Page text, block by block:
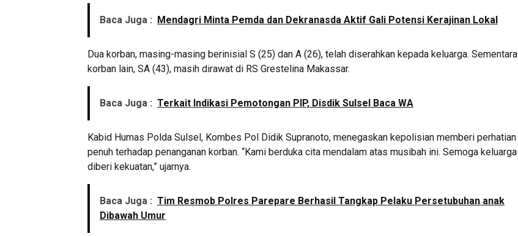
Baca Juga : Mendagri Minta Pemda dan Dekranasda Aktif Gali Potensi Kerajinan Lokal
Dua korban, masing-masing berinisial S (25) dan A (26), telah diserahkan kepada keluarga. Sementara
korban lain, SA (43), masih dirawat di RS Grestelina Makassar.
Baca Juga : Terkait Indikasi Pemotongan PIP, Disdik Sulsel Baca WA
Kabid Humas Polda Sulsel, Kombes Pol Didik Supranoto, menegaskan kepolisian memberi perhatian
penuh terhadap penanganan korban. “Kami berduka cita mendalam atas musibah ini. Semoga keluarga
diberi kekuatan,” ujarnya.
Baca Juga : Tim Resmob Polres Parepare Berhasil Tangkap Pelaku Persetubuhan anak
Dibawah Umur